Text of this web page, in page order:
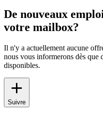
De nouveaux
votre mailbox?
Il n'y a actuellement aucune
nous vous informerons dès que
disponibles.
Suivre